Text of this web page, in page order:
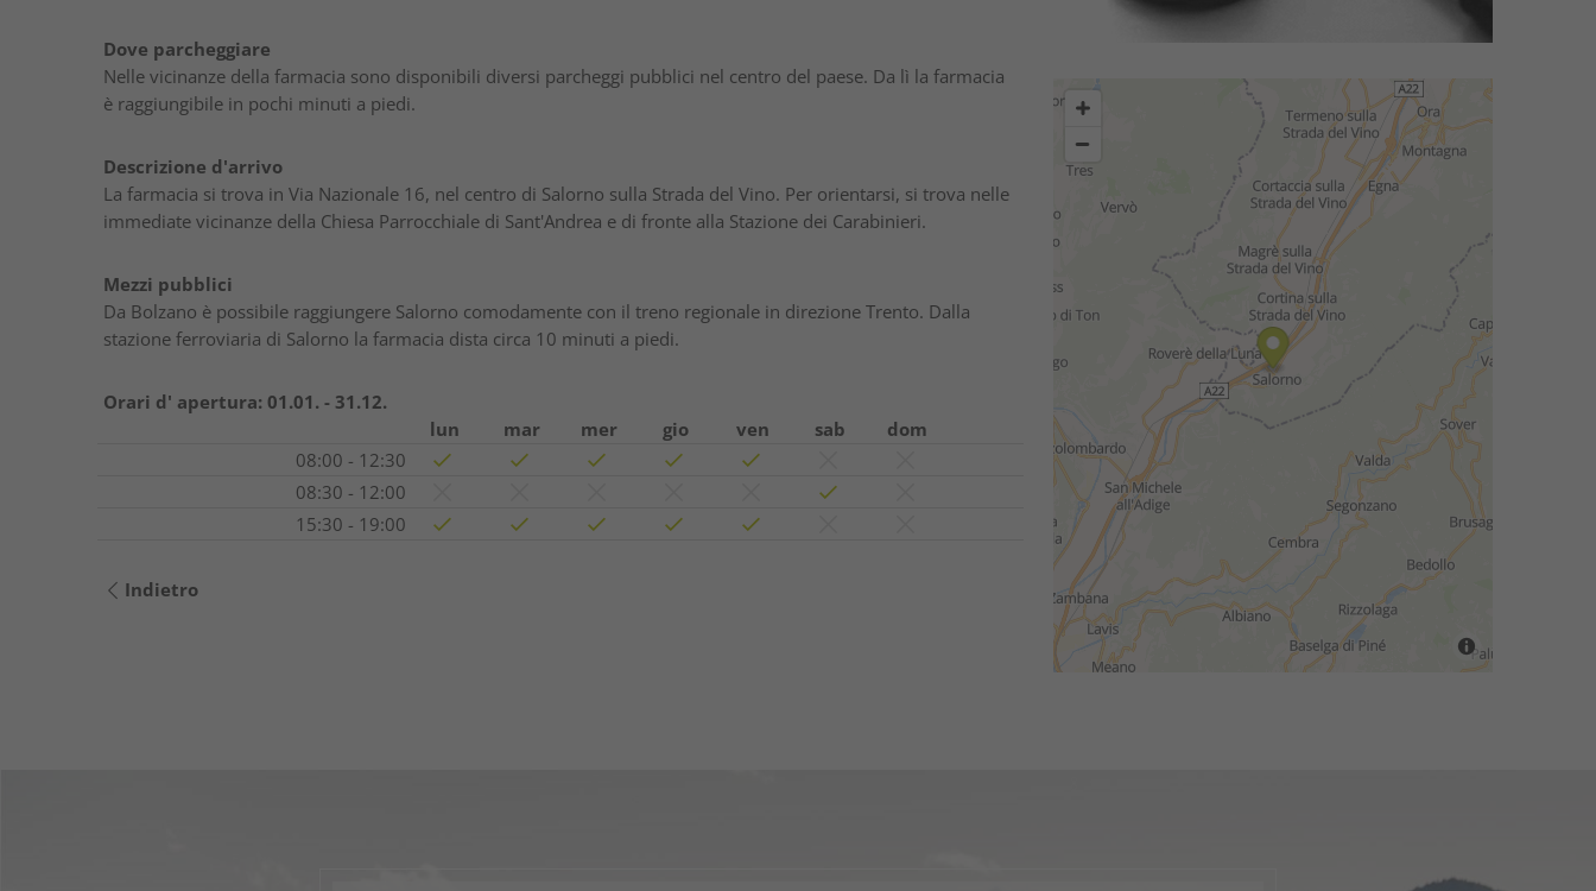
Dove parcheggiare
Nelle vicinanze della farmacia sono disponibili diversi parcheggi pubblici nel centro del paese. Da lì la farmacia
è raggiungibile in pochi minuti a piedi.
Descrizione d'arrivo
La farmacia si trova in Via Nazionale 16, nel centro di Salorno sulla Strada del Vino. Per orientarsi, si trova nelle
immediate vicinanze della Chiesa Parrocchiale di Sant'Andrea e di fronte alla Stazione dei Carabinieri.
Mezzi pubblici
Da Bolzano è possibile raggiungere Salorno comodamente con il treno regionale in direzione Trento. Dalla
stazione ferroviaria di Salorno la farmacia dista circa 10 minuti a piedi.
Orari d' apertura: 01.01. - 31.12.
lun
mar mer gio ven sab
dom
08:00 - 12:30
08:30 - 12:00
15:30 - 19:00
Indietro